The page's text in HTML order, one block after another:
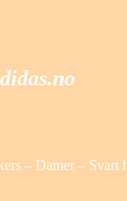
– Damer –